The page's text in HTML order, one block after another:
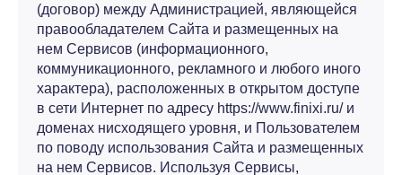
(договор) между Администрацией, являющейся
правообладателем Сайта и размещенных на
нем Сервисов (информационного,
коммуникационного, рекламного и любого иного
характера), расположенных в открытом доступе
в сети Интернет по адресу https://www.finixi.ru/ и
доменах нисходящего уровня, и Пользователем
по поводу использования Сайта и размещенных
на нем Сервисов. Используя Сервисы,